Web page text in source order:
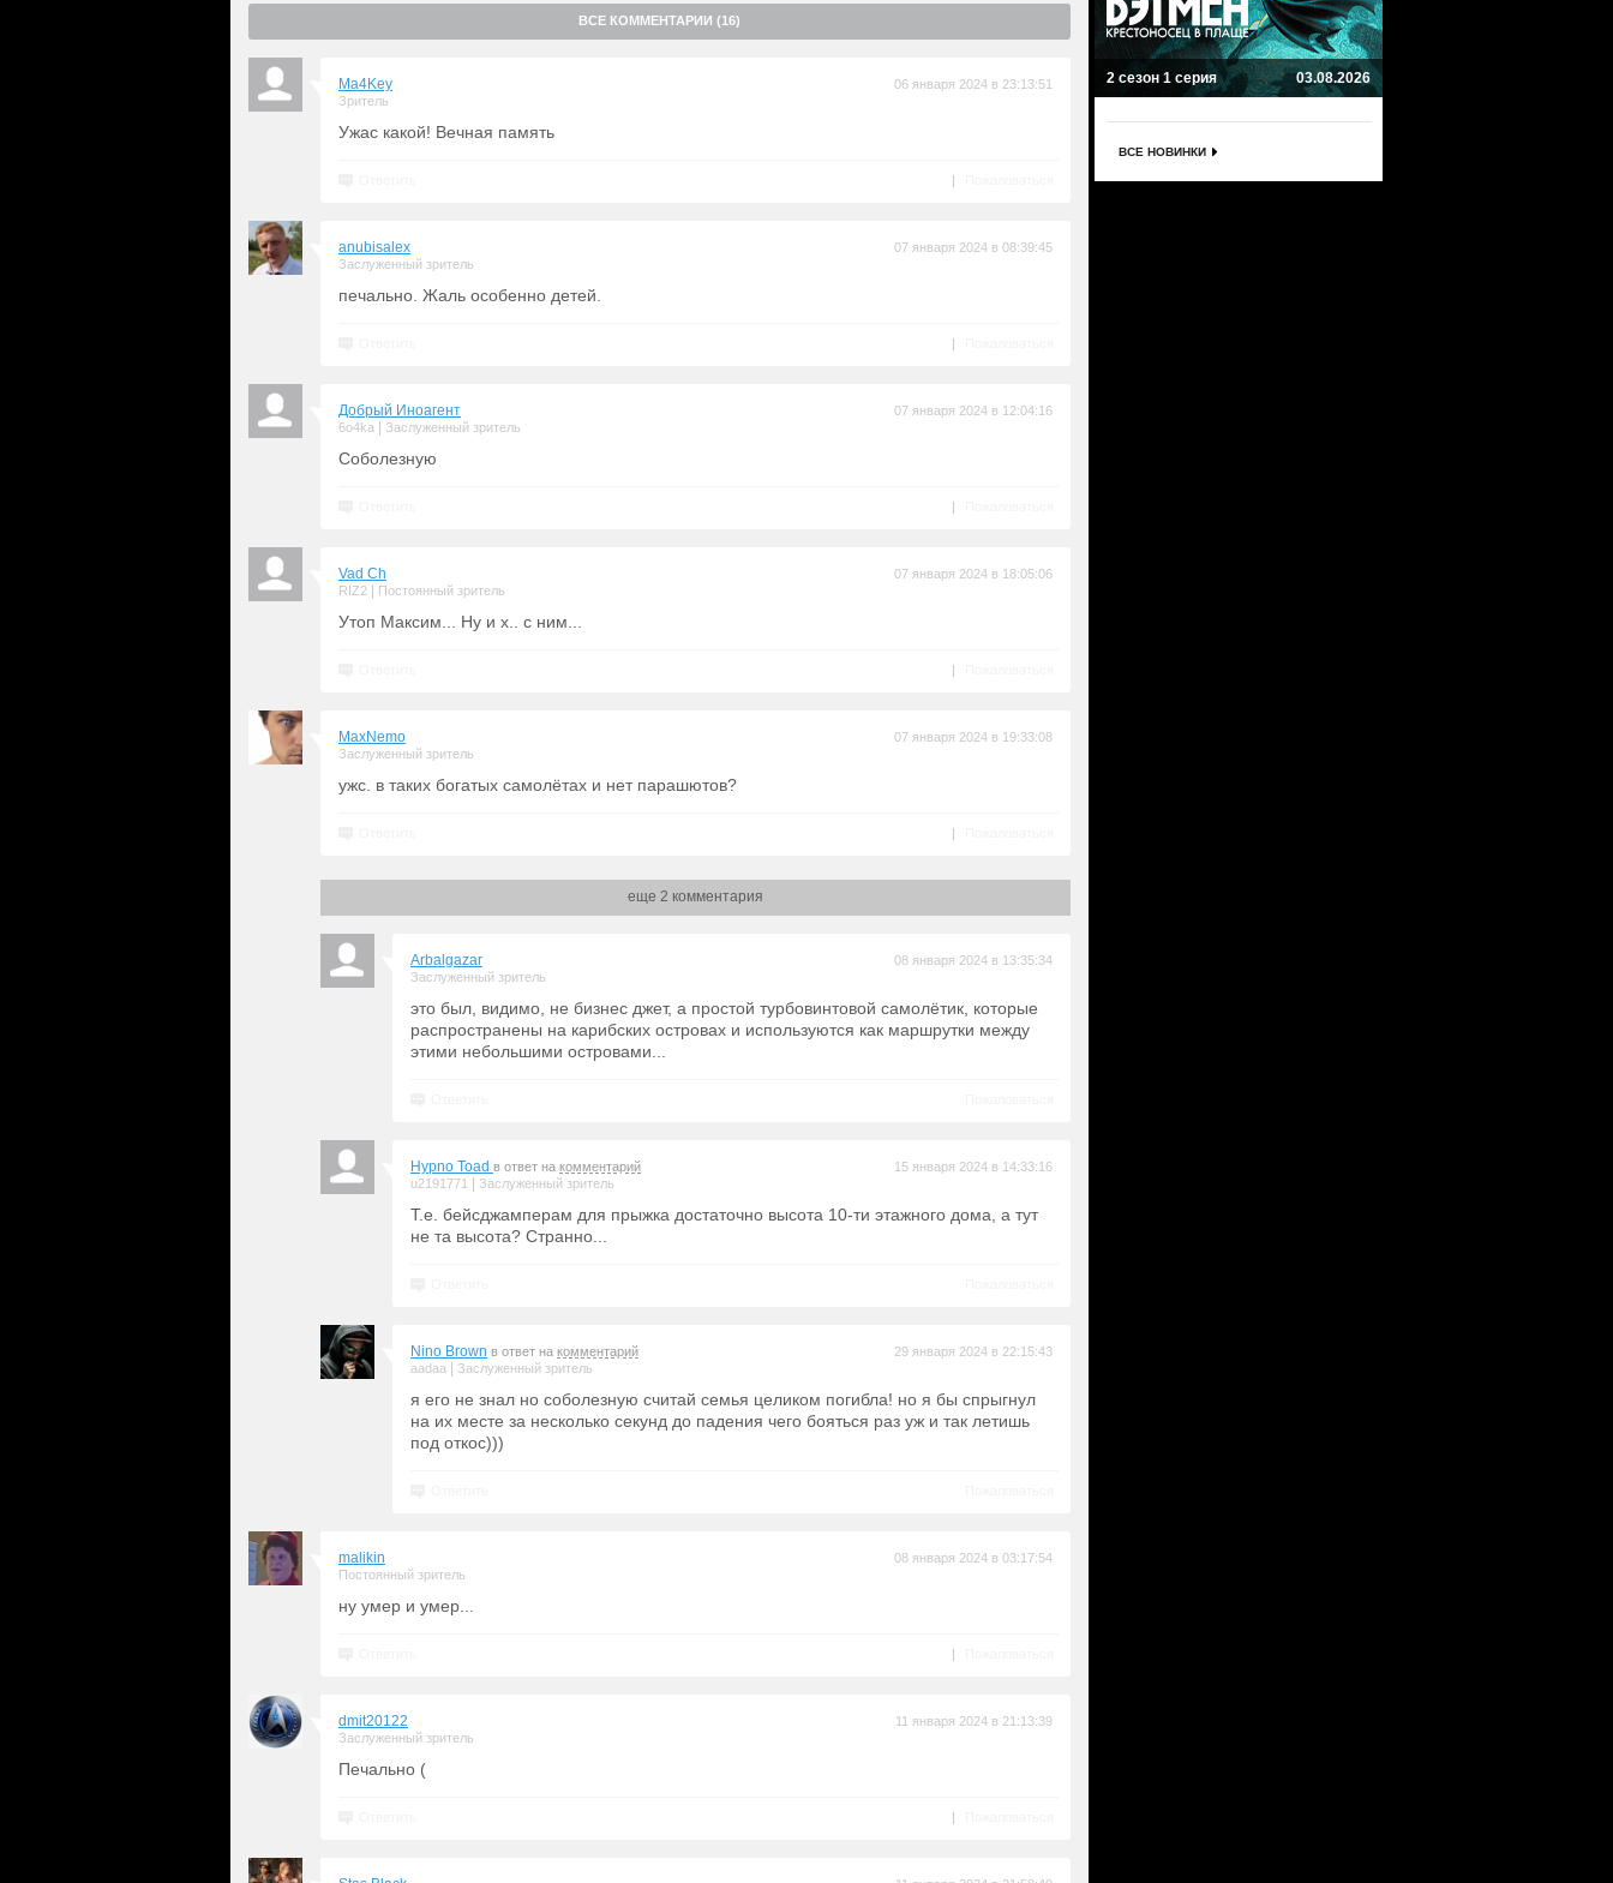
ВСЕ КОММЕНТАРИИ (16)
Ma4Key
Зритель
06 января 2024 в 23:13:51
Ужас какой! Вечная память
|
anubisalex
Заслуженный зритель
07 января 2024 в 08:39:45
печально. Жаль особенно детей.
|
Добрый Иноагент
6o4ka Заслуженный зритель
07 января 2024 в 12:04:16
Соболезную
|
Vad Ch
RIZ2 Постоянный зритель
07 января 2024 в 18:05:06
Утоп Максим... Ну и х.. с ним...
|
MaxNemo
Заслуженный зритель
07 января 2024 в 19:33:08
ужс. в таких богатых самолётах и нет парашютов?
|
еще 2 комментария
Arbalgazar
Заслуженный зритель
08 января 2024 в 13:35:34
это был, видимо, не бизнес джет, а простой турбовинтовой самолётик, которые
распространены на карибских островах и используются как маршрутки между
этими небольшими островами...
Hypno Toad в ответ на комментарий
u2191771
Заслуженный зритель
15 января 2024 в 14:33:16
Т.е. бейсджамперам для прыжка достаточно высота 10-ти этажного дома, а тут
не та высота? Странно...
Nino Brown в ответ на комментарий
aadaa
Заслуженный зритель
29 января 2024 в 22:15:43
я его не знал но соболезную считай семья целиком погибла! но я бы спрыгнул
на их месте за несколько секунд до падения чего бояться раз уж и так летишь
под откос)))
malikin
Постоянный зритель
08 января 2024 в 03:17:54
ну умер и умер...
|
dmit20122
Заслуженный зритель
11 января 2024 в 21:13:39
Печально (
|
2 сезон 1 серия 03.08.2026
ВСЕ НОВИНКИ